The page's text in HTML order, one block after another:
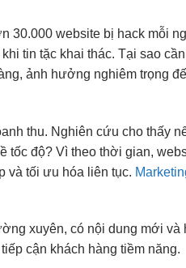
30.000 website bị hack mỗi
tin tặc khai thác. Tại sao
ảnh hưởng nghiêm trọng
thu. Nghiên cứu cho thấy
tốc độ? Vì theo thời gian,
và tối ưu hóa liên tục.
xuyên, có nội dung mới và
cận khách hàng tiềm năng.